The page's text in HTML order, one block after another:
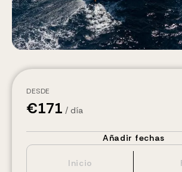
DESDE
€171 / día
Añadir fechas